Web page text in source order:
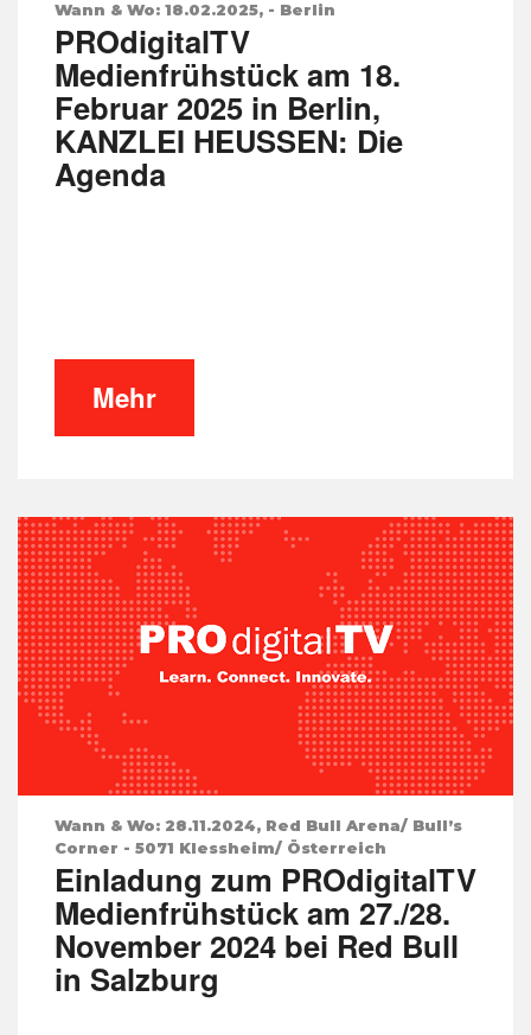
Wann & Wo: 18.02.2025, - Berlin
PROdigitalTV
Medienfrühstück am 18.
Februar 2025 in Berlin,
KANZLEI HEUSSEN: Die
Agenda
Mehr
Wann & Wo: 28.11.2024, Red Bull Arena/ Bull’s
Corner - 5071 Klessheim/ Österreich
Einladung zum PROdigitalTV
Medienfrühstück am 27./28.
November 2024 bei Red Bull
in Salzburg